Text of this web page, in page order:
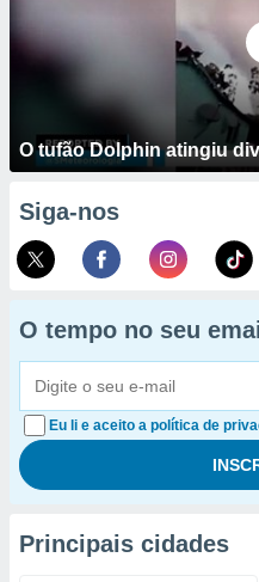
O tufão Dolphin atingiu
Siga-nos
O tempo no seu
Eu li e aceito a política de
Principais cidades